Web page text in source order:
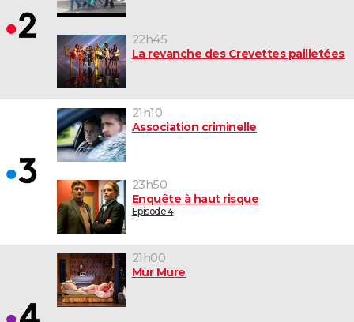
22h45
La revanche des Crevettes pailletées
21h10
Association criminelle
23h50
Enquête à haut risque
Episode 4
21h00
Mur Mure